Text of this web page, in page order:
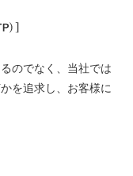
のでなく、当社では
を追求し、お客様に